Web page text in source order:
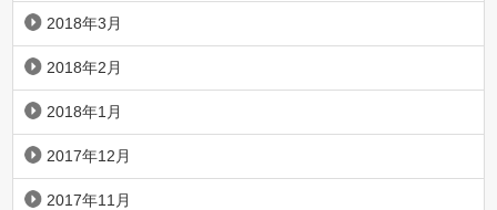
2018年3月
2018年2月
2018年1月
2017年12月
2017年11月